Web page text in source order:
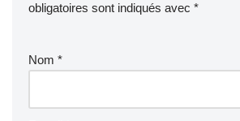
obligatoires sont indiqués avec *
Nom *